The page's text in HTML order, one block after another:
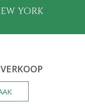
YORK
VERKOOP